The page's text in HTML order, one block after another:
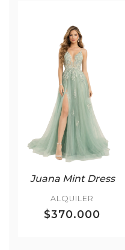
Juana Mint Dress
ALQUILER
$370.000